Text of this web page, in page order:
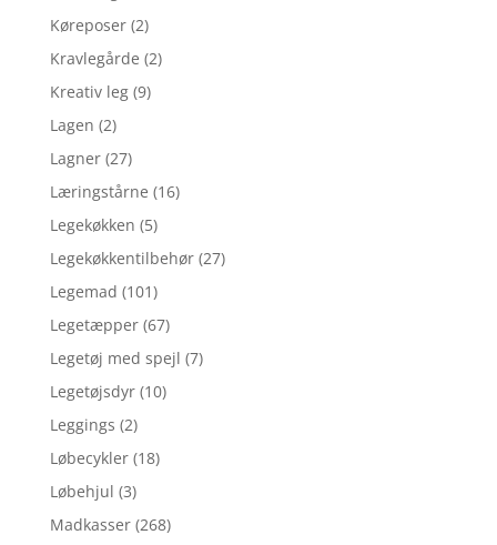
Køreposer (2)
Kravlegårde (2)
Kreativ leg (9)
Lagen (2)
Lagner (27)
Læringstårne (16)
Legekøkken (5)
Legekøkkentilbehør (27)
Legemad (101)
Legetæpper (67)
Legetøj med spejl (7)
Legetøjsdyr (10)
Leggings (2)
Løbecykler (18)
Løbehjul (3)
Madkasser (268)